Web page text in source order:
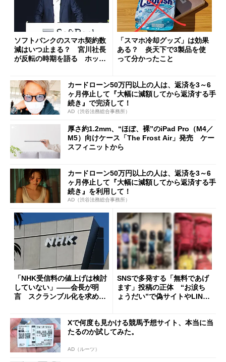
ソフトバンクのスマホ契約数
減はいつ止まる？ 宮川社長
が反転の時期を語る ホッピ
「スマホ冷却グッズ」は効果
ある？ 炎天下で3製品を使
って分かったこと
カードローン50万円以上の人は、返済を3～6
ヶ月停止して『大幅に減額してから返済する手
続き』で完済して！
AD（渋谷法務総合事務所）
厚さ約1.2mm、“ほぼ、裸”のiPad Pro（M4／
M5）向けケース「The Frost Air」発売 ケー
スフィニットから
カードローン50万円以上の人は、返済を3～6
ヶ月停止して『大幅に減額してから返済する手
続き』を利用して！
AD（渋谷法務総合事務所）
「NHK受信料の値上げは検討
していない」――会長が明
言 スクランブル化を求める
SNSで多発する「無料であげ
ます」投稿の正体 “お涙ち
ょうだい”で偽サイトやLINE
Xで何度も見かける競馬予想サイト、本当に当
たるのか試してみた。
AD（ルーツ）